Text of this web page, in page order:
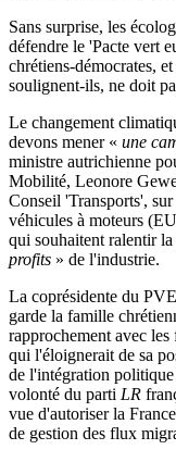
Sans surprise, les
défendre le 'Pacte vert
chrétiens-démocrates,
soulignent-ils, ne doit
Le changement
devons mener « une
ministre autrichienne
Mobilité, Leonore
Conseil 'Transports',
véhicules à moteurs
qui souhaitent ralentir
profits » de l'industrie.
La coprésidente du
garde la famille
rapprochement avec les
qui l'éloignerait de sa
de l'intégration
volonté du parti LR
vue d'autoriser la
de gestion des flux